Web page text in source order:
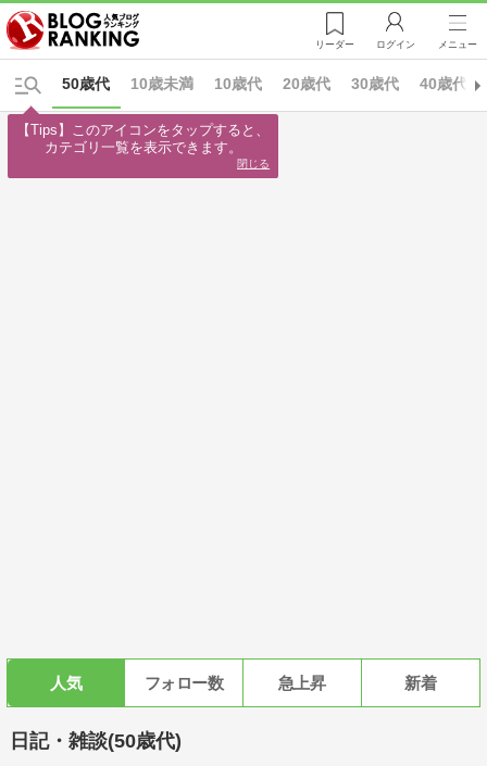
リーダー ログイン メニュー
10歳未満 10歳代 20歳代 30歳代 40歳代
50歳代
人気 フォロー数 急上昇 新着
日記・雑談(50歳代)
【Tips】このアイコンをタップすると、
カテゴリ一覧を表示できます。
閉じる